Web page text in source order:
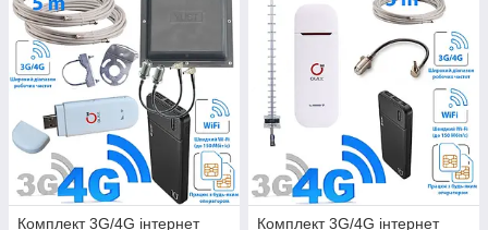
Комплект 3G/4G інтернет
Комплект 3G/4G інтернет